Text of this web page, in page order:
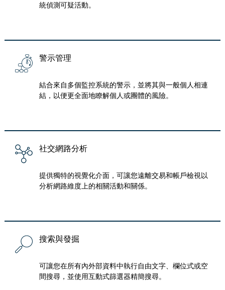
統偵測可疑活動。
警示管理
結合來自多個監控系統的警示，並將其與一般個人相連
結，以便更全面地瞭解個人或團體的風險。
社交網路分析
提供獨特的視覺化介面，可讓您遠離交易和帳戶檢視以
分析網路維度上的相關活動和關係。
搜索與發掘
可讓您在所有內外部資料中執行自由文字、欄位式或空
間搜尋，並使用互動式篩選器精簡搜尋。